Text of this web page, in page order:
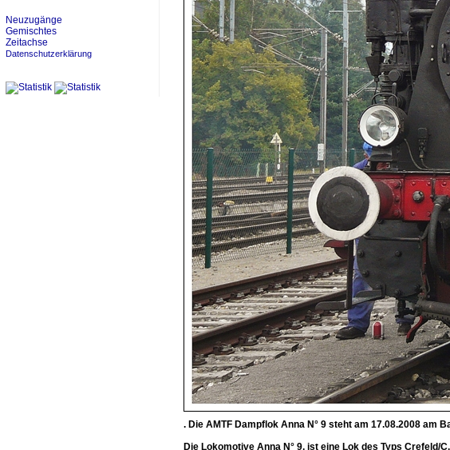
. Die AMTF Dampflok Anna N° 9 steht am 17.08.2008 am
Die Lokomotive Anna N° 9, ist eine Lok des Typs Crefeld/
Neuzugänge
Gemischtes
Zeitachse
Datenschutzerklärung